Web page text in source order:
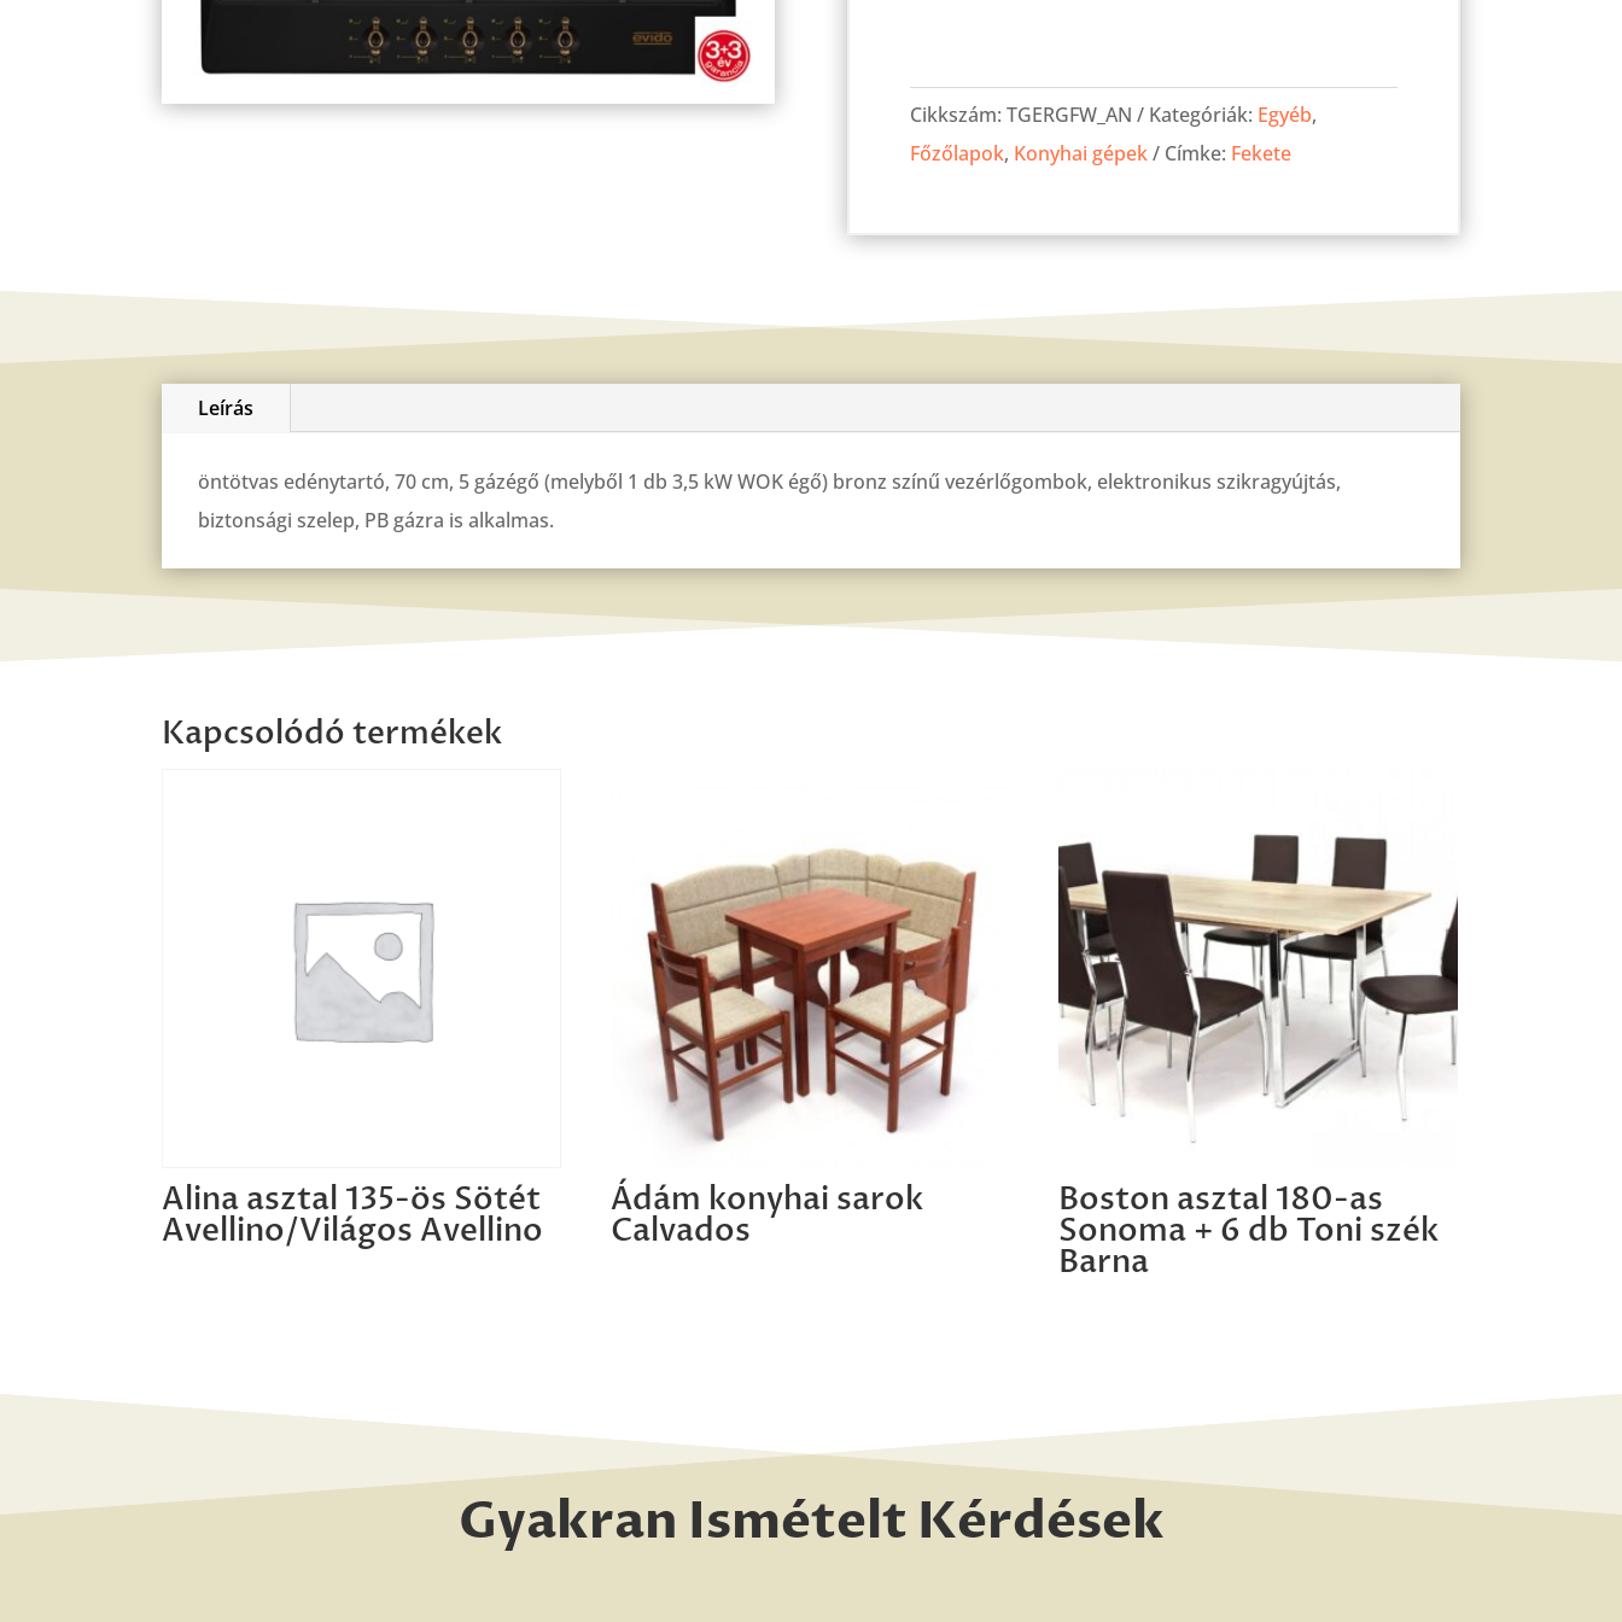
WOK
gáz
főzőlap
Cikkszám: TGERGFW_AN Kategóriák: Egyéb,
Főzőlapok, Konyhai gépek Címke: Fekete
Leírás
öntötvas edénytartó, 70 cm, 5 gázégő (melyből 1 db 3,5 kW WOK égő) bronz színű vezérlőgombok, elektronikus szikragyújtás,
biztonsági szelep, PB gázra is alkalmas.
Kapcsolódó termékek
Alina asztal 135-ös Sötét
Avellino/Világos Avellino
Ádám konyhai sarok
Calvados
Boston asztal 180-as
Sonoma + 6 db Toni szék
Barna
Gyakran Ismételt Kérdések